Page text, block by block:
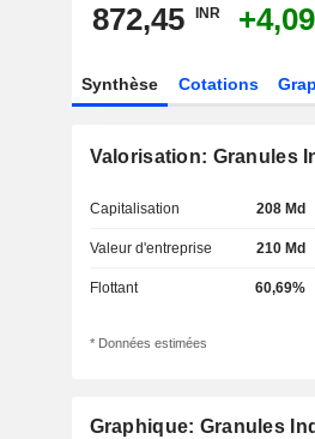
872,45 INR
Synthèse Cotations
Valorisation: Granules
Capitalisation 208 Md
Valeur d'entreprise 210 Md
Flottant 60,69%
* Données estimées
Graphique: Granules